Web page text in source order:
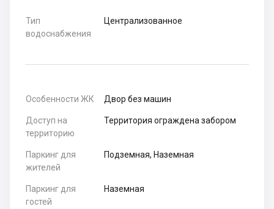
Тип
водоснабжения
Централизованное
Особенности ЖК Двор без машин
Доступ на
территорию
Территория ограждена забором
Паркинг для
жителей
Подземная, Наземная
Паркинг для
гостей
Наземная